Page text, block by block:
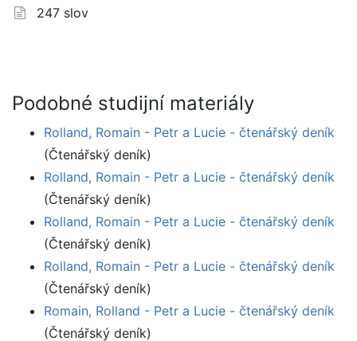
247 slov
Podobné studijní materiály
Rolland, Romain - Petr a Lucie - čtenářský deník
(Čtenářský deník)
Rolland, Romain - Petr a Lucie - čtenářský deník
(Čtenářský deník)
Rolland, Romain - Petr a Lucie - čtenářský deník
(Čtenářský deník)
Rolland, Romain - Petr a Lucie - čtenářský deník
(Čtenářský deník)
Romain, Rolland - Petr a Lucie - čtenářský deník
(Čtenářský deník)